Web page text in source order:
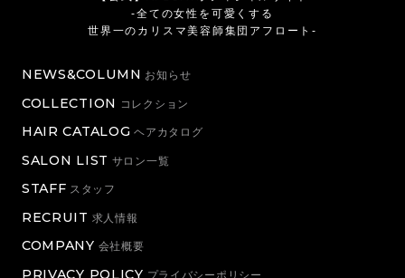
-全ての女性を可愛くする
世界一のカリスマ美容師集団アフロート-
NEWS&COLUMN お知らせ
COLLECTION コレクション
HAIR CATALOG ヘアカタログ
SALON LIST サロン一覧
STAFF スタッフ
RECRUIT 求人情報
COMPANY 会社概要
PRIVACY POLICY プライバシーポリシー